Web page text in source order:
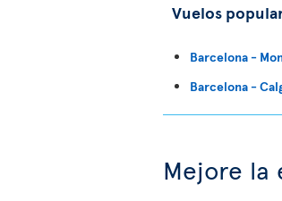
Vuelos
Barcelona -
Barcelona -
Mejore la